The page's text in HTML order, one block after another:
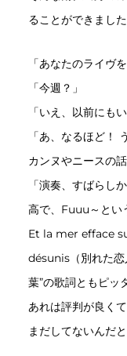
ることができました
「あなたのライヴ
「今週？」
「いえ、以前にも
「あ、なるほど！
カンヌやニースの
「演奏、すばらし
高で、Fuuu～とい
Et la mer efface
désunis（別れた恋
葉”の歌詞ともピッ
あれは評判が良く
まだしてないんだ